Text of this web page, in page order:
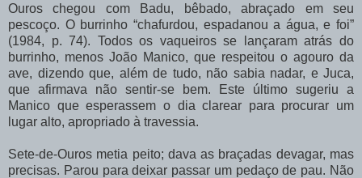
Ouros
chegou com Badu, bêbado, abraçado em
seu
pescoço. O burrinho “chafurdou, espadanou a água, e foi”
(1984,
p. 74). Todos os vaqueiros se lançaram atrás do
burrinho, menos João Manico, que respeitou o agouro da
ave, dizendo que, além de tudo, não sabia nadar, e Juca,
que afirmava não sentir-se bem. Este
último sugeriu
a
Manico que esperassem o dia clarear para procurar um
lugar alto, apropriado à travessia.
Sete-de-Ouros metia peito; dava as braçadas devagar, mas
precisas. Parou para deixar passar um pedaço de pau. Não